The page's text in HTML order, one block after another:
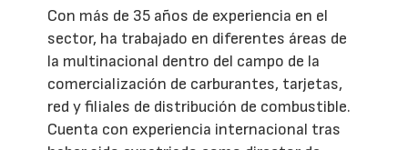
Con más de 35 años de experiencia en el
sector, ha trabajado en diferentes áreas de
la multinacional dentro del campo de la
comercialización de carburantes, tarjetas,
red y filiales de distribución de combustible.
Cuenta con experiencia internacional tras